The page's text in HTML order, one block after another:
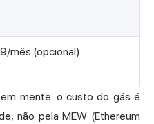
mês (opcional)
mente: o custo do gás é
não pela MEW (Ethereum